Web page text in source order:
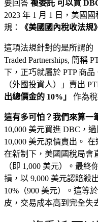
要回答 複委託 可以買
2023 年 1 月 1 日，美國
規：
《美國國內稅收法規
這項法規針對的是所謂的
Traded Partnerships, 簡稱
下，正巧就屬於 PTP 商
（外國投資人）」賣出
出總價金的 10%」
作為稅
這有多可怕？我們來算一
10,000 美元買進 DBC，
10,000 美元原價賣出。
在新制下，美國國稅局會
（即 1,000 美元）。最終
損，以 9,000 美元認賠殺
10%（900 美元）。這等
皮，交易成本高到完全失